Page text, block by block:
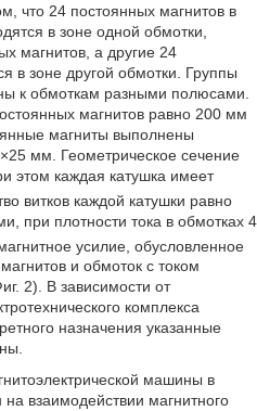
что 24 постоянных магнитов в
в зоне одной обмотки,
магнитов, а другие 24
в зоне другой обмотки. Группы
к обмоткам разными полюсами.
магнитов равно 200 мм
магниты выполнены
мм. Геометрическое сечение
этом каждая катушка имеет
витков каждой катушки равно
при плотности тока в обмотках 4
усилие, обусловленное
и обмоток с током
2). В зависимости от
комплекса
назначения указанные
машины в
взаимодействии магнитного